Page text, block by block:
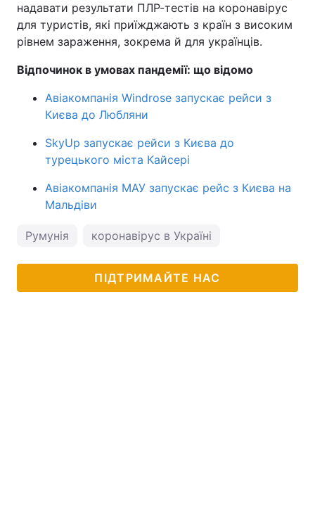
Тема оформлення
надавати результати ПЛР-тестів на коронавірус
для туристів, які приїжджають з країн з високим
рівнем зараження, зокрема й для українців.
Відпочинок в умовах пандемії: що відомо
Авіакомпанія Windrose запускає рейси з
Києва до Любляни
SkyUp запускає рейси з Києва до
турецького міста Кайсері
Авіакомпанія МАУ запускає рейс з Києва на
Мальдіви
Румунія коронавірус в Україні
ПІДТРИМАЙТЕ НАС